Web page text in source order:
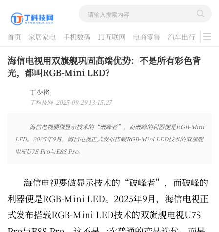
首页 家居家电 手机数码 IT互联网 电商零售 汽车出行
游戏
酷品评测
海信电视用双旗舰巩固高端优势：不是所有彩色背
光，都叫RGB-Mini LED？
丁少将
丁科技网 2025-09-29 13:15:27
海信电视要做显示技术的“破峰者”，而破峰的利器便是RGB-Mini
LED。2025年9月，海信电视正式发布搭载RGB-Mini LED技术的双旗舰
电视U7S Pro与E8S Pro。
海信电视要做显示技术的“破峰者”，而破峰的
利器便是RGB-Mini LED。2025年9月，海信电视正
式发布搭载RGB-Mini LED技术的双旗舰电视U7S